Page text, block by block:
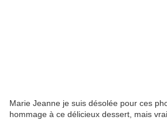
Marie Jeanne je suis désolée pour ces
hommage à ce délicieux dessert, mais